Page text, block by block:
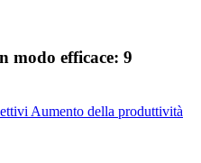
modo efficace: 9
Aumento della produttività